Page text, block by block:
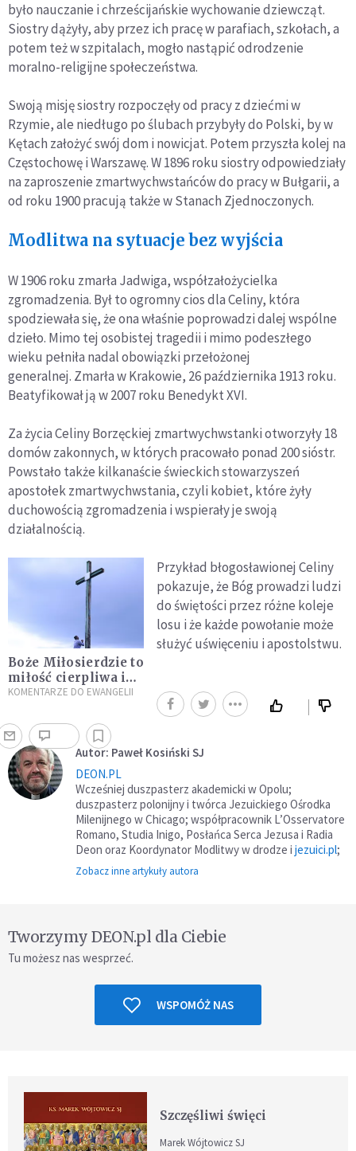
było nauczanie i chrześcijańskie wychowanie dziewcząt.
Siostry dążyły, aby przez ich pracę w parafiach, szkołach, a
potem też w szpitalach, mogło nastąpić odrodzenie
moralno-religijne społeczeństwa.
Swoją misję siostry rozpoczęły od pracy z dziećmi w
Rzymie, ale niedługo po ślubach przybyły do Polski, by w
Kętach założyć swój dom i nowicjat. Potem przyszła kolej na
Częstochowę i Warszawę. W 1896 roku siostry odpowiedziały
na zaproszenie zmartwychwstańców do pracy w Bułgarii, a
od roku 1900 pracują także w Stanach Zjednoczonych.
Modlitwa na sytuacje bez wyjścia
W 1906 roku zmarła Jadwiga, współzałożycielka
zgromadzenia. Był to ogromny cios dla Celiny, która
spodziewała się, że ona właśnie poprowadzi dalej wspólne
dzieło. Mimo tej osobistej tragedii i mimo podeszłego
wieku pełniła nadal obowiązki przełożonej
generalnej. Zmarła w Krakowie, 26 października 1913 roku.
Beatyfikował ją w 2007 roku Benedykt XVI.
Za życia Celiny Borzęckiej zmartwychwstanki otworzyły 18
domów zakonnych, w których pracowało ponad 200 sióstr.
Powstało także kilkanaście świeckich stowarzyszeń
apostołek zmartwychwstania, czyli kobiet, które żyły
duchowością zgromadzenia i wspierały je swoją
działalnością.
Boże Miłosierdzie to
miłość cierpliwa i
gotowa do
KOMENTARZE DO EWANGELII
Przykład błogosławionej Celiny
pokazuje, że Bóg prowadzi ludzi
do świętości przez różne koleje
losu i że każde powołanie może
służyć uświęceniu i apostolstwu.
Autor: Paweł Kosiński SJ
DEON.PL
Wcześniej duszpasterz akademicki w Opolu;
duszpasterz polonijny i twórca Jezuickiego Ośrodka
Milenijnego w Chicago; współpracownik L’Osservatore
Romano, Studia Inigo, Posłańca Serca Jezusa i Radia
Deon oraz Koordynator Modlitwy w drodze i jezuici.pl;
Zobacz inne artykuły autora
Tworzymy DEON.pl dla Ciebie
Tu możesz nas wesprzeć.
WSPOMÓŻ NAS
Szczęśliwi święci
Marek Wójtowicz SJ